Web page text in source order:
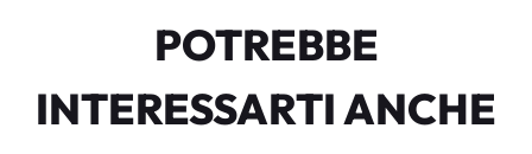
POTREBBE
INTERESSARTI ANCHE